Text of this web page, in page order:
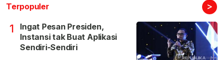
Terpopuler >
1
Ingat Pesan Presiden,
Instansi tak Buat Aplikasi
Sendiri-Sendiri